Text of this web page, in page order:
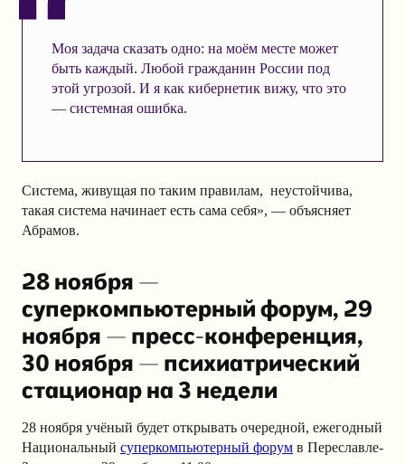
Моя задача сказать одно: на моём месте может
быть каждый. Любой гражданин России под
этой угрозой. И я как кибернетик вижу, что это
— системная ошибка.
Система, живущая по таким правилам, неустойчива,
такая система начинает есть сама себя», — объясняет
Абрамов.
28 ноября —
суперкомпьютерный форум, 29
ноября — пресс-конференция,
30 ноября — психиатрический
стационар на 3 недели
28 ноября учёный будет открывать очередной, ежегодный
Национальный суперкомпьютерный форум в Переславле-